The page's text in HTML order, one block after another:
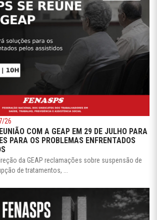
26
COM A GEAP EM 29 DE JULHO PARA
PARA OS PROBLEMAS ENFRENTADOS
da GEAP reclamações sobre suspensão de
de tratamentos, ...